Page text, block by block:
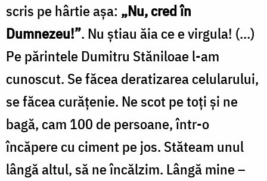
scris pe hârtie aşa: „Nu, cred în
Dumnezeu!”. Nu ştiau ăia ce e virgula! (…)
Pe părintele Dumitru Stăniloae l-am
cunoscut. Se făcea deratizarea celularului,
se făcea curăţenie. Ne scot pe toţi şi ne
bagă, cam 100 de persoane, într-o
încăpere cu ciment pe jos. Stăteam unul
lângă altul, să ne încălzim. Lângă mine –